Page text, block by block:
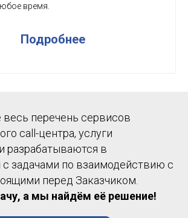
время.
Подробнее
весь перечень сервисов
call-центра, услуги
разрабатываются в
с задачами по взаимодействию с
перед Заказчиком.
а мы найдём её решение!